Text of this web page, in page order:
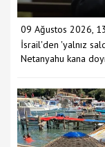
09 Ağustos 2026,
İsrail'den 'yalnız
Netanyahu kana